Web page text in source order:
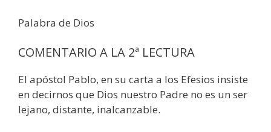
Palabra de Dios
COMENTARIO A LA 2ª LECTURA
El apóstol Pablo, en su carta a los Efesios insiste
en decirnos que Dios nuestro Padre no es un ser
lejano, distante, inalcanzable.